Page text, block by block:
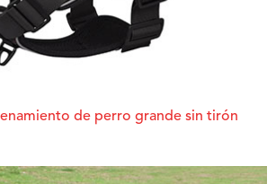
de perro grande sin tirón